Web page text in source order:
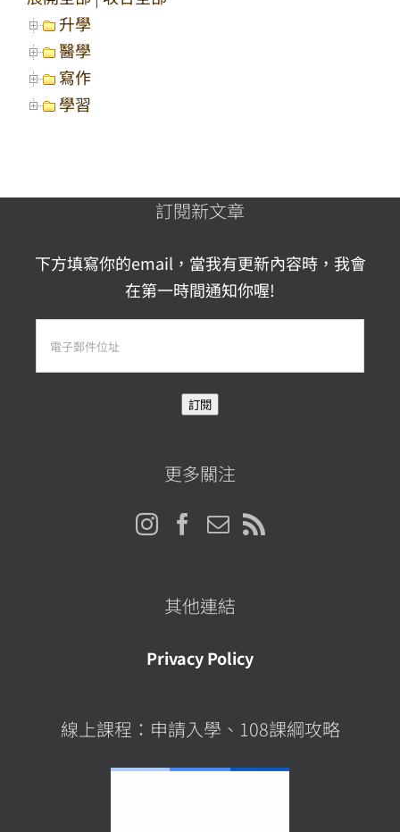
升學
醫學
寫作
學習
訂閱新文章
下方填寫你的email，當我有更新內容時，我會
在第一時間通知你喔!
訂閱
更多關注
其他連結
Privacy Policy
線上課程：申請入學、108課綱攻略